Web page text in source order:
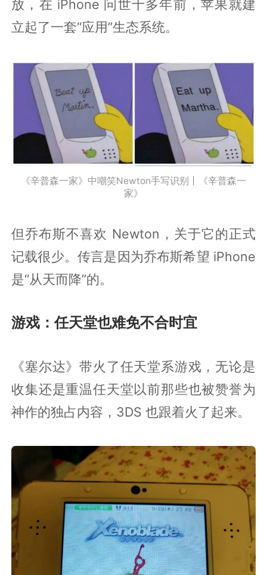
放，在 iPhone 问世十多年前，苹果就建
立起了一套“应用”生态系统。
《辛普森一家》中嘲笑Newton手写识别丨《辛普森一
家》
但乔布斯不喜欢 Newton，关于它的正式
记载很少。传言是因为乔布斯希望 iPhone
是“从天而降”的。
游戏：任天堂也难免不合时宜
《塞尔达》带火了任天堂系游戏，无论是
收集还是重温任天堂以前那些也被赞誉为
神作的独占内容，3DS 也跟着火了起来。